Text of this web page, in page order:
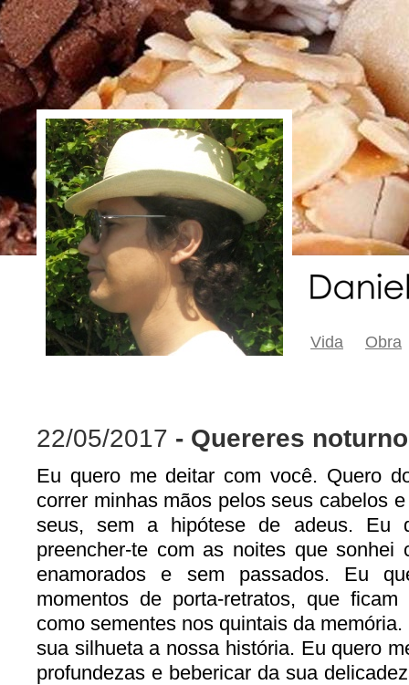
Vida Obra
22/05/2017 - Quereres
Eu quero me deitar com você. Quero
correr minhas mãos pelos seus cabelos
seus, sem a hipótese de adeus. Eu
preencher-te com as noites que sonhei
enamorados e sem passados. Eu
momentos de porta-retratos, que
como sementes nos quintais da
sua silhueta a nossa história. Eu quero
profundezas e bebericar da sua